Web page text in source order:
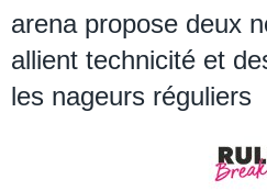
arena propose deux
allient technicité et
les nageurs réguliers